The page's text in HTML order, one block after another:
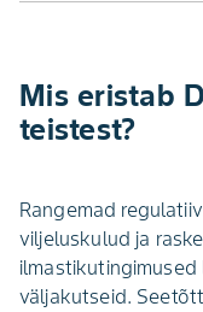
Mis eristab
teistest?
Rangemad
viljeluskulud ja
väljakutseid.